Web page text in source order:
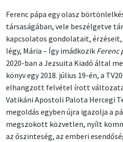
Ferenc pápa egy olasz
társaságában, vele beszélgetve
kapcsolatos gondolatait,
légy, Mária – Így imádkozik Ferenc
2020-ban a Jezsuita Kiadó által
könyv egy 2018. július 19-én, a
elhangzott felvétel írott
Vatikáni Apostoli Palota Hercegi
megoldás egyben újra igazolja a
megszokott közvetlen, nyílt
az őszinteség, az emberi